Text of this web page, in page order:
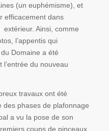
(un euphémisme), et
efficacement dans
Ainsi, comme
l’appentis qui
Domaine a été
du nouveau
travaux ont été
phases de plafonnage
a vu la pose de son
coups de pinceaux